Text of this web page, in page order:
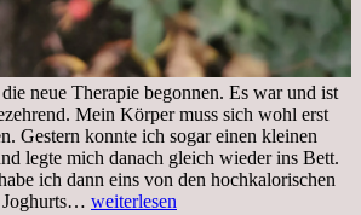
neue Therapie begonnen. Es war und ist
Mein Körper muss sich wohl erst
Gestern konnte ich sogar einen kleinen
legte mich danach gleich wieder ins Bett.
ich dann eins von den hochkalorischen
Joghurts… Freitag,
weiterlesen